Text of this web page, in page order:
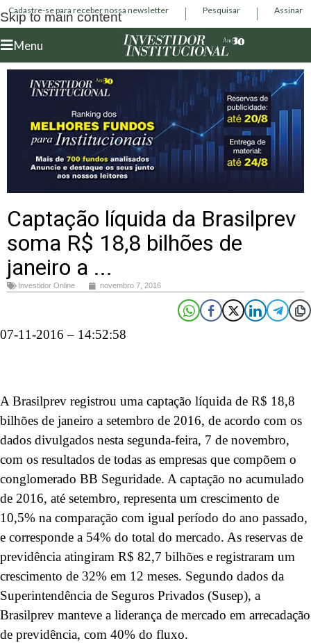
Skip to main content
Cadastre-se para receber nossa newsletter Pesquisar Assinar
Menu
Captação líquida da Brasilprev
soma R$ 18,8 bilhões de
janeiro a ...
Investidor Online novembro 7, 2016
07-11-2016 – 14:52:58
A Brasilprev registrou uma captação líquida de R$ 18,8
bilhões de janeiro a setembro de 2016, de acordo com os
dados divulgados nesta segunda-feira, 7 de novembro,
com os resultados de todas as empresas que compõem o
conglomerado BB Seguridade. A captação no acumulado
de 2016, até setembro, representa um crescimento de
10,5% na comparação com igual período do ano passado,
e corresponde a 54% do total do mercado. As reservas de
previdência atingiram R$ 82,7 bilhões e registraram um
crescimento de 32% em 12 meses. Segundo dados da
Superintendência de Seguros Privados (Susep), a
Brasilprev manteve a liderança de mercado em arrecadação
de previdência, com 40% do fluxo.